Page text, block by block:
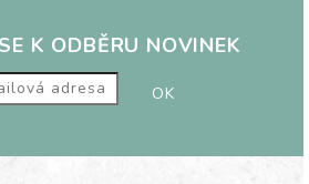
K ODBĚRU NOVINEK